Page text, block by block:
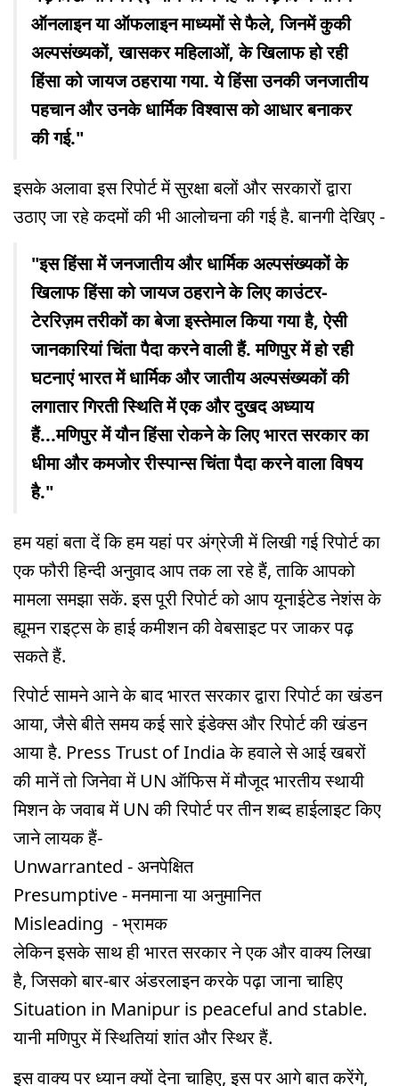
ऑनलाइन या ऑफलाइन माध्यमों से फैले, जिनमें कुकी
अल्पसंख्यकों, खासकर महिलाओं, के खिलाफ हो रही
हिंसा को जायज ठहराया गया. ये हिंसा उनकी जनजातीय
पहचान और उनके धार्मिक विश्वास को आधार बनाकर
की गई."
इसके अलावा इस रिपोर्ट में सुरक्षा बलों और सरकारों द्वारा
उठाए जा रहे कदमों की भी आलोचना की गई है. बानगी देखिए -
"इस हिंसा में जनजातीय और धार्मिक अल्पसंख्यकों के
खिलाफ हिंसा को जायज ठहराने के लिए काउंटर-
टेररिज़म तरीकों का बेजा इस्तेमाल किया गया है, ऐसी
जानकारियां चिंता पैदा करने वाली हैं. मणिपुर में हो रही
घटनाएं भारत में धार्मिक और जातीय अल्पसंख्यकों की
लगातार गिरती स्थिति में एक और दुखद अध्याय
हैं...मणिपुर में यौन हिंसा रोकने के लिए भारत सरकार का
धीमा और कमजोर रीस्पान्स चिंता पैदा करने वाला विषय
है."
हम यहां बता दें कि हम यहां पर अंग्रेजी में लिखी गई रिपोर्ट का
एक फौरी हिन्दी अनुवाद आप तक ला रहे हैं, ताकि आपको
मामला समझा सकें. इस पूरी रिपोर्ट को आप यूनाईटेड नेशंस के
ह्यूमन राइट्स के हाई कमीशन की वेबसाइट पर जाकर पढ़
सकते हैं.
रिपोर्ट सामने आने के बाद भारत सरकार द्वारा रिपोर्ट का खंडन
आया, जैसे बीते समय कई सारे इंडेक्स और रिपोर्ट की खंडन
आया है. Press Trust of India के हवाले से आई खबरों
की मानें तो जिनेवा में UN ऑफिस में मौजूद भारतीय स्थायी
मिशन के जवाब में UN की रिपोर्ट पर तीन शब्द हाईलाइट किए
जाने लायक हैं-
Unwarranted - अनपेक्षित
Presumptive - मनमाना या अनुमानित
Misleading - भ्रामक
लेकिन इसके साथ ही भारत सरकार ने एक और वाक्य लिखा
है, जिसको बार-बार अंडरलाइन करके पढ़ा जाना चाहिए
Situation in Manipur is peaceful and stable.
यानी मणिपुर में स्थितियां शांत और स्थिर हैं.
इस वाक्य पर ध्यान क्यों देना चाहिए, इस पर आगे बात करेंगे,